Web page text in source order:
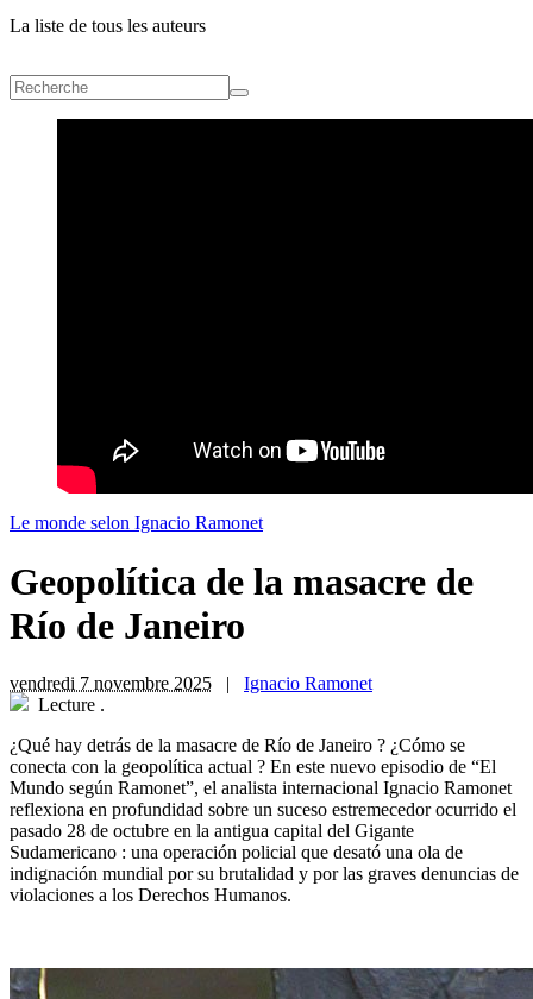
La liste de tous les auteurs
Le monde selon Ignacio Ramonet
Geopolítica de la masacre de
Río de Janeiro
vendredi 7 novembre 2025 | Ignacio Ramonet
Lecture .
¿Qué hay detrás de la masacre de Río de Janeiro ? ¿Cómo se
conecta con la geopolítica actual ? En este nuevo episodio de “El
Mundo según Ramonet”, el analista internacional Ignacio Ramonet
reflexiona en profundidad sobre un suceso estremecedor ocurrido el
pasado 28 de octubre en la antigua capital del Gigante
Sudamericano : una operación policial que desató una ola de
indignación mundial por su brutalidad y por las graves denuncias de
violaciones a los Derechos Humanos.